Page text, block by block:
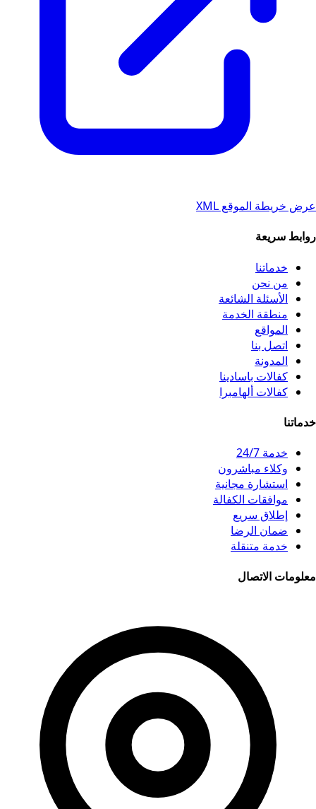
عرض خريطة الموقع XML
روابط سريعة
خدماتنا
من نحن
الأسئلة الشائعة
منطقة الخدمة
المواقع
اتصل بنا
المدونة
كفالات باسادينا
كفالات ألهامبرا
خدماتنا
خدمة 24/7
وكلاء مباشرون
استشارة مجانية
موافقات الكفالة
إطلاق سريع
ضمان الرضا
خدمة متنقلة
معلومات الاتصال